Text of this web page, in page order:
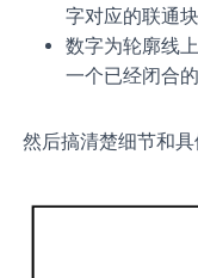
字对应的联通块
数字为轮廓线
一个已经闭合
然后搞清楚细节和